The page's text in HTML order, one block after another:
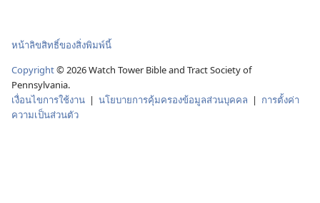
หน้าลิขสิทธิ์ของสิ่งพิมพ์นี้
Copyright© 2026 Watch Tower Bible and Tract Society of
Pennsylvania.
เงื่อนไขการใช้งาน | นโยบายการคุ้มครองข้อมูลส่วนบุคคล | การตั้งค่า
ความเป็นส่วนตัว